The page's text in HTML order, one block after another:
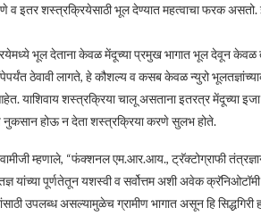
इतर शस्त्रक्रियेसाठी भूल देण्यात महत्वाचा फरक असतो.
भूल देताना केवळ मेंदूच्या प्रमुख भागात भूल देवून केवळ
ठेवावी लागते, हे कौशल्य व कसब केवळ न्युरो
याशिवाय शस्त्रक्रिया चालू असताना इतरत्र मेंदूच्या
नुकसान होऊ न देता शस्त्रक्रिया करणे सुलभ होते.
म्हणाले, “फंक्शनल एम.आर.आय., ट्रॅक्टोग्राफी
यांच्या पूर्णतेतून यशस्वी व सर्वोत्तम अशी अवेक
उपलब्ध असल्यामुळेच ग्रामीण भागात असून हि